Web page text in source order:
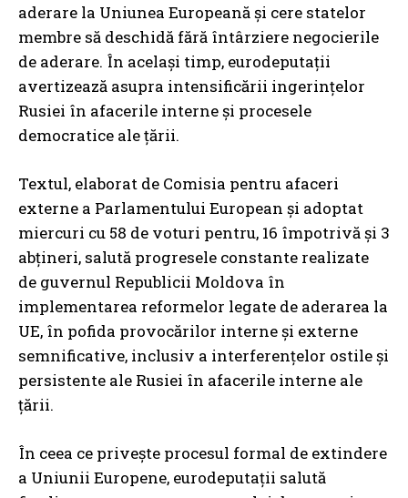
aderare la Uniunea Europeană și cere statelor
membre să deschidă fără întârziere negocierile
de aderare. În același timp, eurodeputații
avertizează asupra intensificării ingerințelor
Rusiei în afacerile interne și procesele
democratice ale țării.
Textul, elaborat de Comisia pentru afaceri
externe a Parlamentului European și adoptat
miercuri cu 58 de voturi pentru, 16 împotrivă și 3
abțineri, salută progresele constante realizate
de guvernul Republicii Moldova în
implementarea reformelor legate de aderarea la
UE, în pofida provocărilor interne și externe
semnificative, inclusiv a interferențelor ostile și
persistente ale Rusiei în afacerile interne ale
țării.
În ceea ce privește procesul formal de extindere
a Uniunii Europene, eurodeputații salută